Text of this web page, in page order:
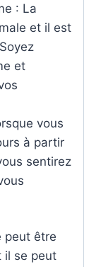
: La
et il est
et
vous
à partir
sentirez
peut être
il se peut